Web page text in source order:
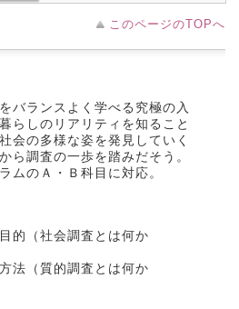
このページのTOPへ
バランスよく学べる究極の入
らしのリアリティを知ること
会の多様な姿を発見していく
ら調査の一歩を踏みだそう。
ムのＡ・Ｂ科目に対応。
的（社会調査とは何か
法（質的調査とは何か